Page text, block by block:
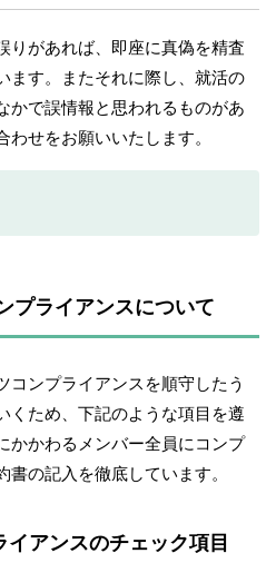
りがあれば、即座に真偽を精査
ます。またそれに際し、就活の
かで誤情報と思われるものがあ
わせをお願いいたします。
プライアンスについて
コンプライアンスを順守したう
くため、下記のような項目を遵
かかわるメンバー全員にコンプ
の記入を徹底しています。
アンスのチェック項目